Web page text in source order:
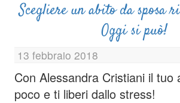
Scegliere un abito da sposa
Oggi si può!
13 febbraio 2018
Con Alessandra Cristiani il tuo
poco e ti liberi dallo stress!